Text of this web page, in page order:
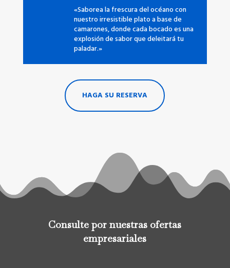
«Saborea la frescura del océano con
nuestro irresistible plato a base de
camarones, donde cada bocado es una
explosión de sabor que deleitará tu
paladar.»
HAGA SU RESERVA
Consulte por nuestras ofertas
empresariales